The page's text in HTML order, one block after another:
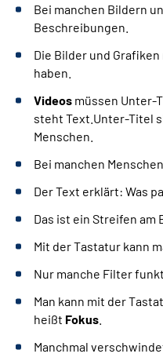
Bei manchen Bildern
Beschreibungen.
Die Bilder und
haben.
Videos müssen Unter-
steht Text.Unter-Titel
Menschen.
Bei manchen
Der Text erklärt: Was
Das ist ein Streifen am
Mit der Tastatur kann
Nur manche Filter
Man kann mit der
heißt Fokus
Manchmal